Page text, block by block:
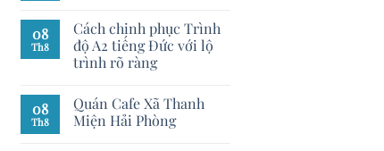
08
Th8
Cách chinh phục Trình
độ A2 tiếng Đức với lộ
trình rõ ràng
08
Th8
Quán Cafe Xã Thanh
Miện Hải Phòng